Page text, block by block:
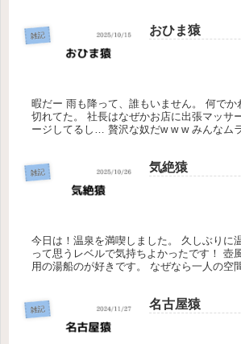
雑記 おひま猿
暇だー 雨も降って、誰もいません。 何でか
切れてた。 社長はなぜかお店に出張マッサ
ージしてるし… 贅沢な奴だw w w みんなム
雑記 気絶猿
今日は！温泉を満喫しました。 久しぶりに
って思うレベルで気持ちよかったです！ 壺
用の湯船のが好きです。 なぜなら一人の空
雑記 名古屋猿